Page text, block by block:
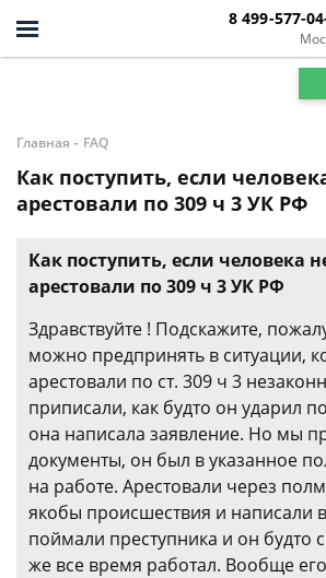
8 499-577-
Главная - FAQ
Как поступить, если
арестовали по 309 ч 3 УК РФ
Как поступить, если человека
арестовали по 309 ч 3 УК РФ
Здравствуйте ! Подскажите,
можно предпринять в ситуации,
арестовали по ст. 309 ч 3
приписали, как будто он ударил
она написала заявление. Но мы
документы, он был в указанное
на работе. Арестовали через
якобы происшествия и написали в
поймали преступника и он будто
же все время работал. Вообще